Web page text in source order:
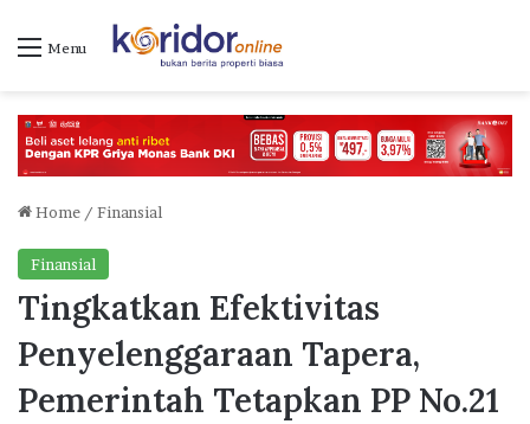
Menu
Home / Finansial
Finansial
Tingkatkan Efektivitas
Penyelenggaraan Tapera,
Pemerintah Tetapkan PP No.21